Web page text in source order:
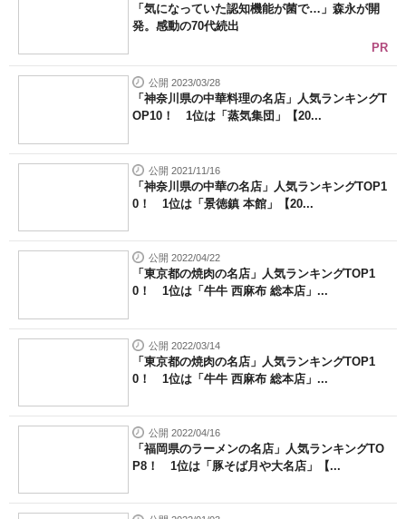
「気になっていた認知機能が菌で…」森永が開
発。感動の70代続出
PR
公開 2023/03/28
「神奈川県の中華料理の名店」人気ランキングT
OP10！ 1位は「蒸気集団」【20...
公開 2021/11/16
「神奈川県の中華の名店」人気ランキングTOP1
0！ 1位は「景徳鎮 本館」【20...
公開 2022/04/22
「東京都の焼肉の名店」人気ランキングTOP1
0！ 1位は「牛牛 西麻布 総本店」...
公開 2022/03/14
「東京都の焼肉の名店」人気ランキングTOP1
0！ 1位は「牛牛 西麻布 総本店」...
公開 2022/04/16
「福岡県のラーメンの名店」人気ランキングTO
P8！ 1位は「豚そば月や大名店」【...